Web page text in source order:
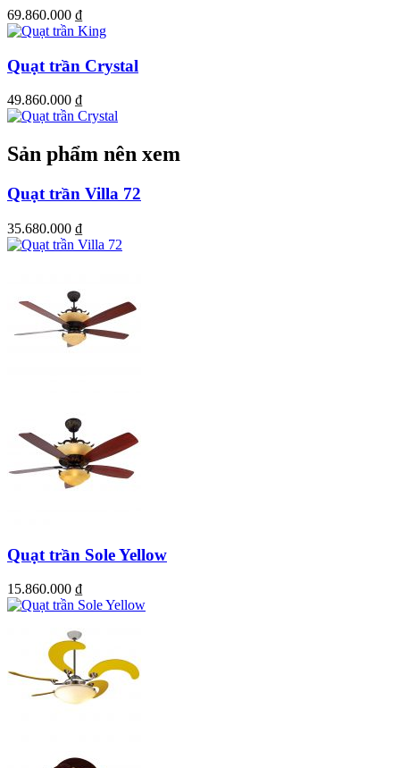
Đèn Led bao quanh quạt ánh sáng ấm
69.860.000 ₫
Quạt trần Crystal
49.860.000 ₫
Sản phẩm nên xem
Quạt trần Villa 72
35.680.000 ₫
Quạt trần Sole Yellow
15.860.000 ₫